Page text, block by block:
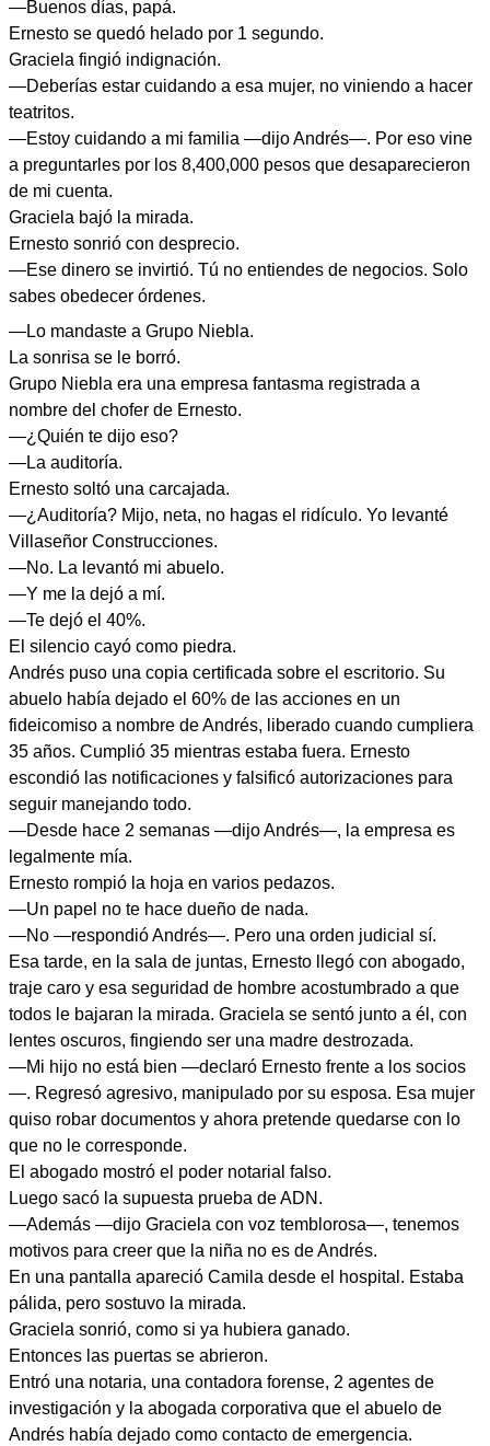
—Buenos días, papá.
Ernesto se quedó helado por 1 segundo.
Graciela fingió indignación.
—Deberías estar cuidando a esa mujer, no viniendo a hacer
teatritos.
—Estoy cuidando a mi familia —dijo Andrés—. Por eso vine
a preguntarles por los 8,400,000 pesos que desaparecieron
de mi cuenta.
Graciela bajó la mirada.
Ernesto sonrió con desprecio.
—Ese dinero se invirtió. Tú no entiendes de negocios. Solo
sabes obedecer órdenes.
—Lo mandaste a Grupo Niebla.
La sonrisa se le borró.
Grupo Niebla era una empresa fantasma registrada a
nombre del chofer de Ernesto.
—¿Quién te dijo eso?
—La auditoría.
Ernesto soltó una carcajada.
—¿Auditoría? Mijo, neta, no hagas el ridículo. Yo levanté
Villaseñor Construcciones.
—No. La levantó mi abuelo.
—Y me la dejó a mí.
—Te dejó el 40%.
El silencio cayó como piedra.
Andrés puso una copia certificada sobre el escritorio. Su
abuelo había dejado el 60% de las acciones en un
fideicomiso a nombre de Andrés, liberado cuando cumpliera
35 años. Cumplió 35 mientras estaba fuera. Ernesto
escondió las notificaciones y falsificó autorizaciones para
seguir manejando todo.
—Desde hace 2 semanas —dijo Andrés—, la empresa es
legalmente mía.
Ernesto rompió la hoja en varios pedazos.
—Un papel no te hace dueño de nada.
—No —respondió Andrés—. Pero una orden judicial sí.
Esa tarde, en la sala de juntas, Ernesto llegó con abogado,
traje caro y esa seguridad de hombre acostumbrado a que
todos le bajaran la mirada. Graciela se sentó junto a él, con
lentes oscuros, fingiendo ser una madre destrozada.
—Mi hijo no está bien —declaró Ernesto frente a los socios
—. Regresó agresivo, manipulado por su esposa. Esa mujer
quiso robar documentos y ahora pretende quedarse con lo
que no le corresponde.
El abogado mostró el poder notarial falso.
Luego sacó la supuesta prueba de ADN.
—Además —dijo Graciela con voz temblorosa—, tenemos
motivos para creer que la niña no es de Andrés.
En una pantalla apareció Camila desde el hospital. Estaba
pálida, pero sostuvo la mirada.
Graciela sonrió, como si ya hubiera ganado.
Entonces las puertas se abrieron.
Entró una notaria, una contadora forense, 2 agentes de
investigación y la abogada corporativa que el abuelo de
Andrés había dejado como contacto de emergencia.